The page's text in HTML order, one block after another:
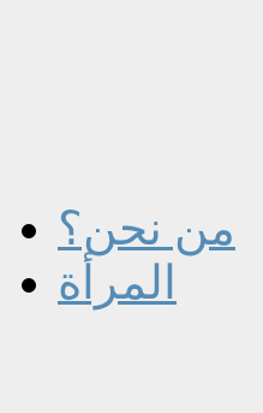
من نحن؟
المرأة